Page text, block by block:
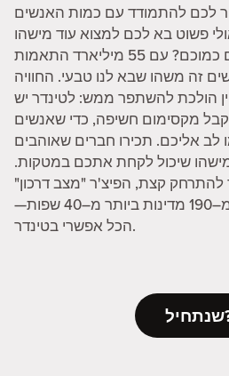
לכם להתמודד עם כמות האנשים
פשוט בא לכם למצוא עוד מישהו
שאכפת לו משינוי האקלים כמוכם? עם 55 מיליארד התאמות
זה משהו שבא לנו טבעי. החוויה
הולכת להשתפר ממש: לטינדר יש
מקסימום חשיפה, כדי שאנשים
לב אליכם. תכירו חברים שאוהבים
שיכול לקחת אתכם במטקות.
להתרחק קצת, הפיצ'ר "מצב דרכון"
יכול לקחת אתכם ליותר מ–190 מדינות ביותר מ–40 שפות—
הכל אפשרי בטינדר.